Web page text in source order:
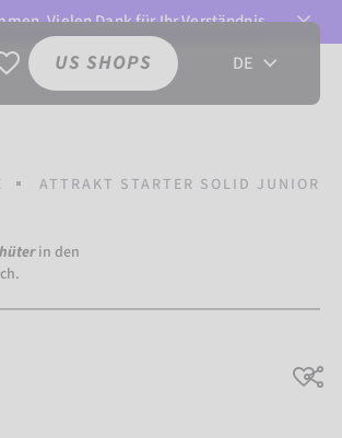
Vielen Dank für Ihr Verständnis.
US SHOPS DE
ATTRAKT STARTER SOLID JUNIOR
in den